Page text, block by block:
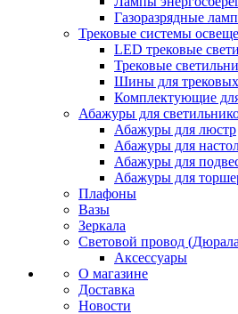
Газоразрядные
Трековые системы
LED трековые
Трековые
Шины для трековых
Комплектующие
Абажуры для
Абажуры для люстр
Абажуры для
Абажуры для
Абажуры для
Плафоны
Вазы
Зеркала
Световой провод
Аксессуары
О магазине
Доставка
Новости